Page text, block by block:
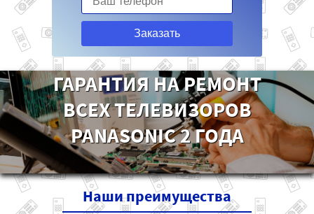
Заказать
ГАРАНТИЯ НА РЕМОНТ
ВСЕХ ТЕЛЕВИЗОРОВ
PANASONIC 2 ГОДА
Нашипреимущества